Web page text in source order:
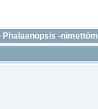
Phalaenopsis -